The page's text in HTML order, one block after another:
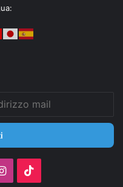
Instagram